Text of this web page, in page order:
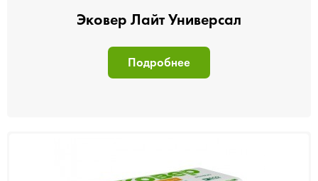
Эковер Лайт Универсал
Подробнее